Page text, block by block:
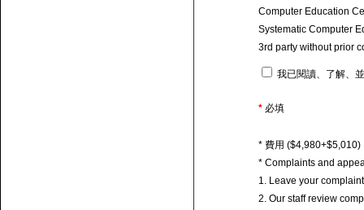
Computer Education
Systematic Computer
3rd party without prior
我已閱讀、了解、
* 必填
* 費用 ($4,980+$5,010)
* Complaints and
1. Leave your
2. Our staff review